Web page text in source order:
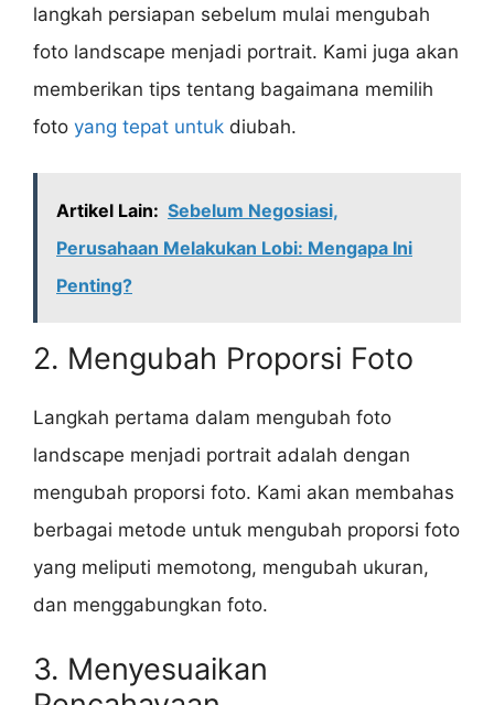
langkah persiapan sebelum mulai mengubah
foto landscape menjadi portrait. Kami juga akan
memberikan tips tentang bagaimana memilih
foto yang tepat untuk diubah.
Artikel Lain: Sebelum Negosiasi,
Perusahaan Melakukan Lobi: Mengapa Ini
Penting?
2. Mengubah Proporsi Foto
Langkah pertama dalam mengubah foto
landscape menjadi portrait adalah dengan
mengubah proporsi foto. Kami akan membahas
berbagai metode untuk mengubah proporsi foto
yang meliputi memotong, mengubah ukuran,
dan menggabungkan foto.
3. Menyesuaikan